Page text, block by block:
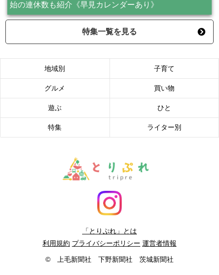
始の連休数も紹介《早見カレンダーあり》
特集一覧を見る
地域別 子育て
グルメ 買い物
遊ぶ ひと
特集 ライター別
「とりぷれ」とは
利用規約 プライバシーポリシー 運営者情報
© 上毛新聞社 下野新聞社 茨城新聞社